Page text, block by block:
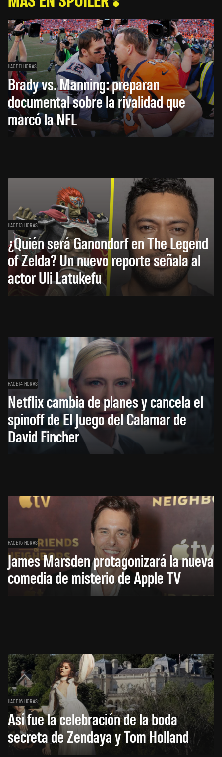
HACE 11 HORAS
Brady vs. Manning: preparan
documental sobre la rivalidad que
marcó la NFL
HACE 13 HORAS
¿Quién será Ganondorf en The Legend
of Zelda? Un nuevo reporte señala al
actor Uli Latukefu
HACE 14 HORAS
Netflix cambia de planes y cancela el
spinoff de El Juego del Calamar de
David Fincher
HACE 15 HORAS
James Marsden protagonizará la nueva
comedia de misterio de Apple TV
HACE 16 HORAS
Así fue la celebración de la boda
secreta de Zendaya y Tom Holland